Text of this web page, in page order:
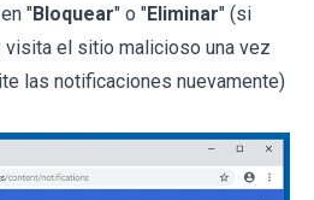
"Bloquear" o "Eliminar" (si
visita el sitio malicioso una vez
las notificaciones nuevamente)